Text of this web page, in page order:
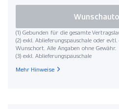
(1) Gebunden für die gesamte
(2) exkl. Ablieferungspauschale oder
Wunschort. Alle Angaben ohne Gewähr.
(3) exkl. Ablieferungspauschale
Mehr Hinweise